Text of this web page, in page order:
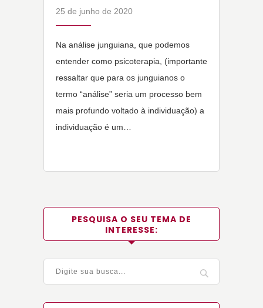
25 de junho de 2020
Na análise junguiana, que podemos
entender como psicoterapia, (importante
ressaltar que para os junguianos o
termo “análise” seria um processo bem
mais profundo voltado à individuação) a
individuação é um…
PESQUISA O SEU TEMA DE
INTERESSE: